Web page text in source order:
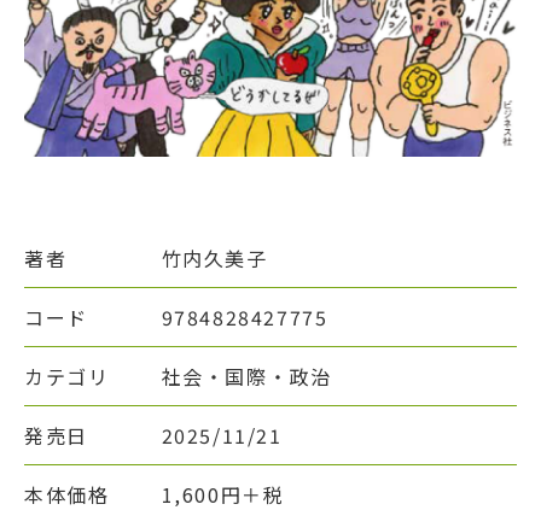
著者 竹内久美子
コード 9784828427775
カテゴリ 社会・国際・政治
発売日 2025/11/21
本体価格 1,600円＋税